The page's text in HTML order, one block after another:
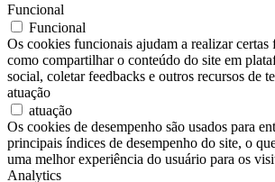
Funcional
Funcional
Os cookies funcionais ajudam a realizar certas
como compartilhar o conteúdo do site em
social, coletar feedbacks e outros recursos de
atuação
atuação
Os cookies de desempenho são usados para
principais índices de desempenho do site, o
uma melhor experiência do usuário para os
Analytics